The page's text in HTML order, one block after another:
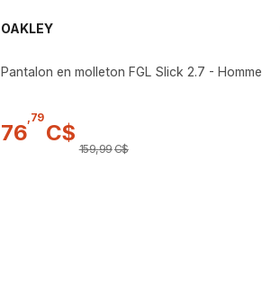
OAKLEY
Pantalon en molleton FGL Slick 2.7 - Homme
76
79
C$
159,99C$